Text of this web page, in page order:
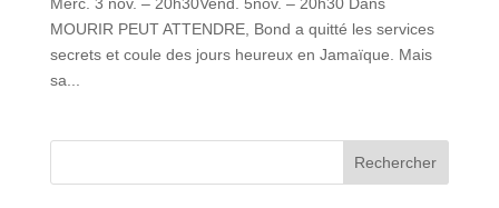
MOURIR PEUT ATTENDRE, Bond a quitté les services
secrets et coule des jours heureux en Jamaïque. Mais
sa...